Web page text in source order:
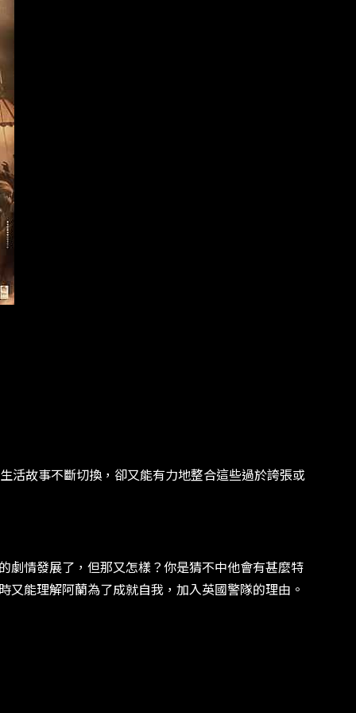
活故事不斷切換，卻又能有力地整合這些過於誇張或
劇情發展了，但那又怎樣？你是猜不中他會有甚麼特
能理解阿蘭為了成就自我，加入英國警隊的理由。